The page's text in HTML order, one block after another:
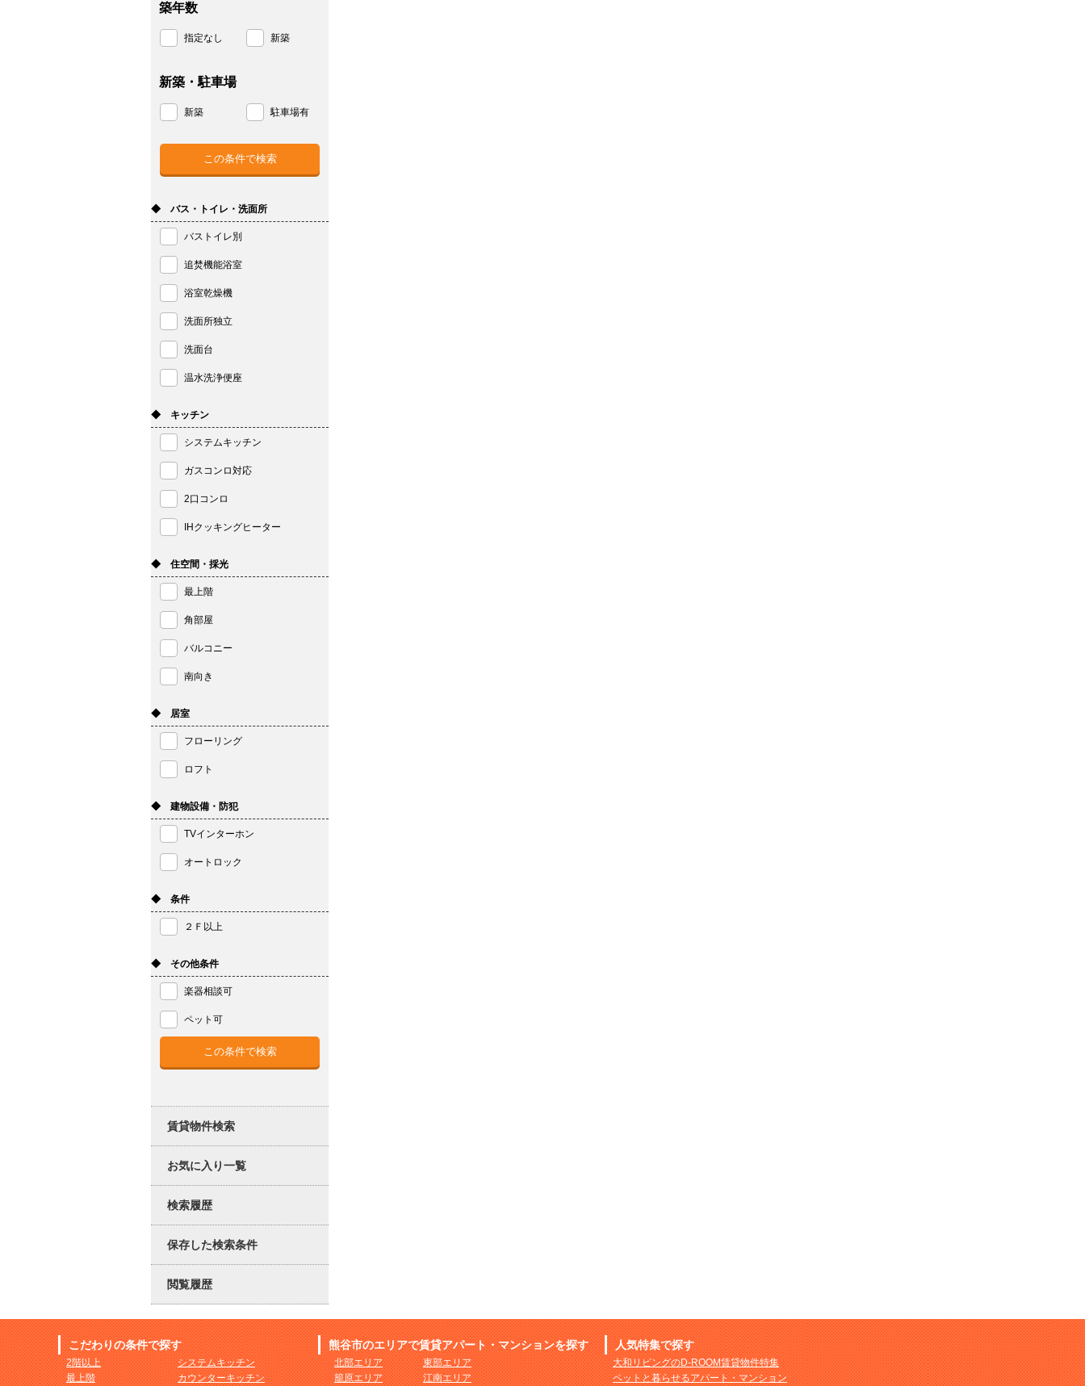
築年数
指定なし 新築
新築・駐車場
新築 駐車場有
◆ バス・トイレ・洗面所
バストイレ別
追焚機能浴室
浴室乾燥機
洗面所独立
洗面台
温水洗浄便座
◆ キッチン
システムキッチン
ガスコンロ対応
2口コンロ
IHクッキングヒーター
◆ 住空間・採光
最上階
角部屋
バルコニー
南向き
◆ 居室
フローリング
ロフト
◆ 建物設備・防犯
TVインターホン
オートロック
◆ 条件
２Ｆ以上
◆ その他条件
楽器相談可
ペット可
賃貸物件検索
お気に入り一覧
検索履歴
保存した検索条件
閲覧履歴
こだわりの条件で探す
2階以上
最上階
システムキッチン
カウンターキッチン
熊谷市のエリアで賃貸アパート・マンションを探す
北部エリア
籠原エリア
東部エリア
江南エリア
人気特集で探す
大和リビングのD-ROOM賃貸物件特集
ペットと暮らせるアパート・マンション